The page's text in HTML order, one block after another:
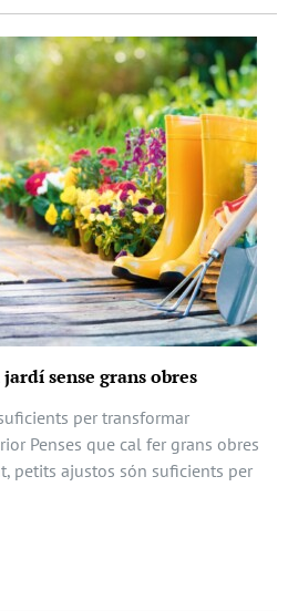
sense grans obres
per transformar
Penses que cal fer grans obres
petits ajustos són suficients per